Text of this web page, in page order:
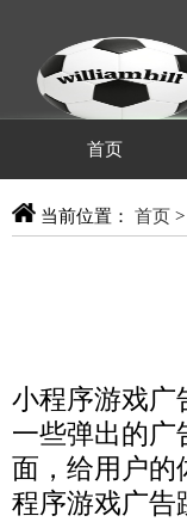
首页
当前位置： 首页 >
小程序游戏广
一些弹出的广
面，给用户的
程序游戏广告